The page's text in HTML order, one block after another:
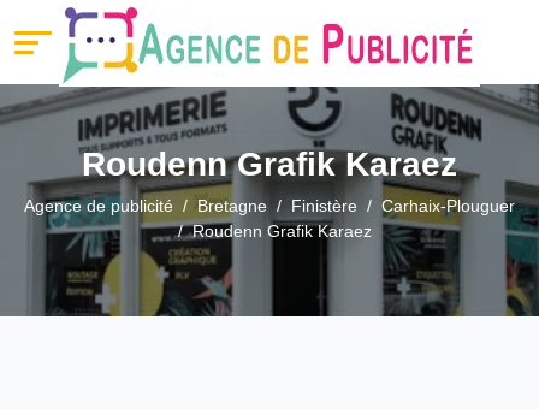
Roudenn Grafik Karaez
Agence de publicité Bretagne Finistère
Carhaix-Plouguer
Roudenn Grafik Karaez